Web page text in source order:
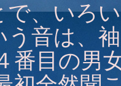
で、いろ
う音は、
番目の男